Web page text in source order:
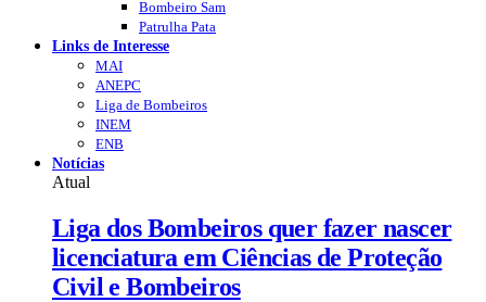
Bombeiro Sam
Patrulha Pata
Links de Interesse
MAI
ANEPC
Liga de Bombeiros
INEM
ENB
Notícias
Atual
Liga dos Bombeiros quer fazer nascer
licenciatura em Ciências de Proteção
Civil e Bombeiros